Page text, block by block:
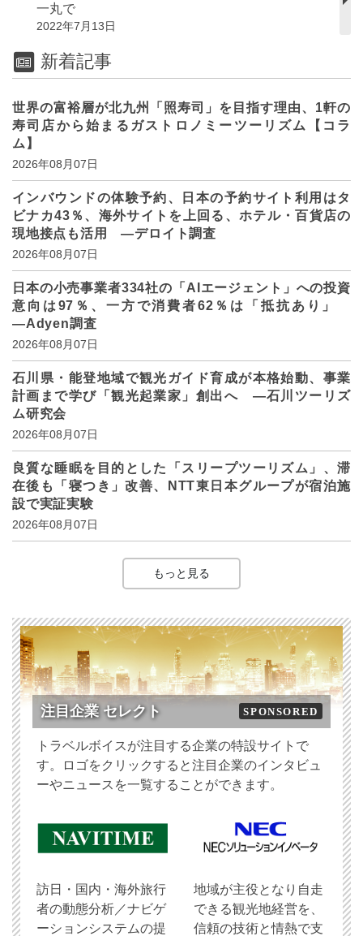
一丸で
2022年7月13日
新着記事
世界の富裕層が北九州「照寿司」を目指す理由、1軒の
寿司店から始まるガストロノミーツーリズム【コラ
ム】
2026年08月07日
インバウンドの体験予約、日本の予約サイト利用はタ
ビナカ43％、海外サイトを上回る、ホテル・百貨店の
現地接点も活用 ―デロイト調査
2026年08月07日
日本の小売事業者334社の「AIエージェント」への投資
意向は97％、一方で消費者62％は「抵抗あり」
―Adyen調査
2026年08月07日
石川県・能登地域で観光ガイド育成が本格始動、事業
計画まで学び「観光起業家」創出へ ―石川ツーリズ
ム研究会
2026年08月07日
良質な睡眠を目的とした「スリープツーリズム」、滞
在後も「寝つき」改善、NTT東日本グループが宿泊施
設で実証実験
2026年08月07日
もっと見る
注目企業 セレクト SPONSORED
トラベルボイスが注目する企業の特設サイトで
す。ロゴをクリックすると注目企業のインタビュ
ーやニュースを一覧することができます。
訪日・国内・海外旅行
者の動態分析／ナビゲ
ーションシステムの提
地域が主役となり自走
できる観光地経営を、
信頼の技術と情熱で支